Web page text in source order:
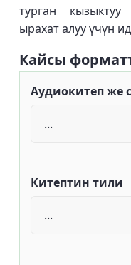
турган
ырахат алуу үчүн
Кайсы
Аудиокитеп же
Китептин тили